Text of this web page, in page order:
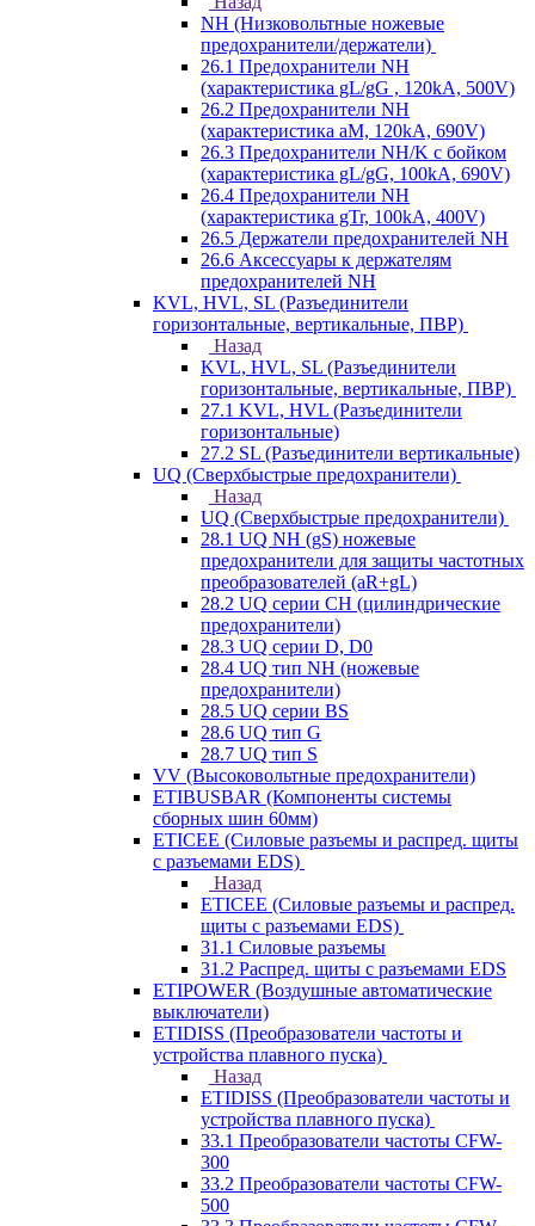
NH (Низковольтные ножевые
предохранители/держатели)
26.1 Предохранители NH
(характеристика gL/gG , 120kA, 500V)
26.2 Предохранители NH
(характеристика aM, 120kA, 690V)
26.3 Предохранители NH/K с бойком
(характеристика gL/gG, 100kA, 690V)
26.4 Предохранители NH
(характеристика gTr, 100kA, 400V)
26.5 Держатели предохранителей NH
26.6 Аксессуары к держателям
предохранителей NH
KVL, HVL, SL (Разъединители
горизонтальные, вертикальные, ПВР)
Назад
KVL, HVL, SL (Разъединители
горизонтальные, вертикальные, ПВР)
27.1 KVL, HVL (Разъединители
горизонтальные)
27.2 SL (Разъединители вертикальные)
UQ (Сверхбыстрые предохранители)
Назад
UQ (Сверхбыстрые предохранители)
28.1 UQ NH (gS) ножевые
предохранители для защиты частотных
преобразователей (aR+gL)
28.2 UQ серии CH (цилиндрические
предохранители)
28.3 UQ серии D, D0
28.4 UQ тип NH (ножевые
предохранители)
28.5 UQ серии BS
28.6 UQ тип G
28.7 UQ тип S
VV (Высоковольтные предохранители)
ETIBUSBAR (Компоненты системы
сборных шин 60мм)
ETICEE (Силовые разъемы и распред. щиты
с разъемами EDS)
Назад
ETICEE (Силовые разъемы и распред.
щиты с разъемами EDS)
31.1 Силовые разъемы
31.2 Распред. щиты с разъемами EDS
ETIPOWER (Воздушные автоматические
выключатели)
ETIDISS (Преобразователи частоты и
устройства плавного пуска)
Назад
ETIDISS (Преобразователи частоты и
устройства плавного пуска)
33.1 Преобразователи частоты CFW-
300
33.2 Преобразователи частоты CFW-
500